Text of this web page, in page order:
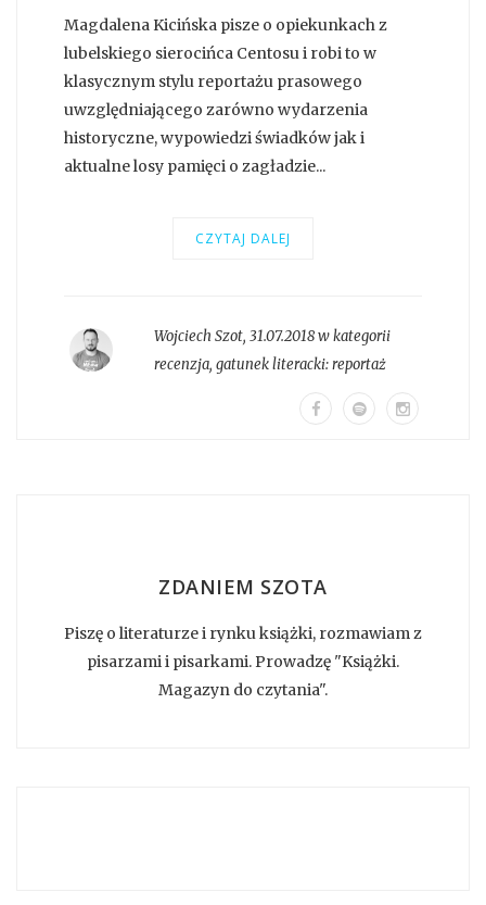
Magdalena Kicińska pisze o opiekunkach z
lubelskiego sierocińca Centosu i robi to w
klasycznym stylu reportażu prasowego
uwzględniającego zarówno wydarzenia
historyczne, wypowiedzi świadków jak i
aktualne losy pamięci o zagładzie...
CZYTAJ DALEJ
Wojciech Szot, 31.07.2018 w kategorii
recenzja, gatunek literacki:reportaż
ZDANIEM SZOTA
Piszę o literaturze i rynku książki, rozmawiam z
pisarzami i pisarkami. Prowadzę "Książki.
Magazyn do czytania".